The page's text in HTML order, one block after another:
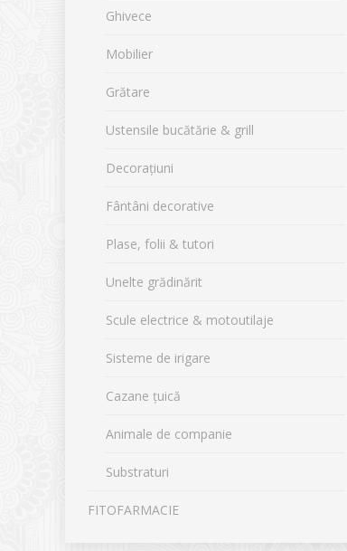
Ghivece
Mobilier
Grătare
Ustensile bucătărie & grill
Decorațiuni
Fântâni decorative
Plase, folii & tutori
Unelte grădinărit
Scule electrice & motoutilaje
Sisteme de irigare
Cazane țuică
Animale de companie
Substraturi
FITOFARMACIE